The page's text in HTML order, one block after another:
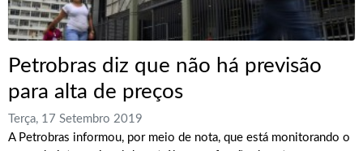
Petrobras diz que não há previsão
para alta de preços
Terça, 17 Setembro 2019
A Petrobras informou, por meio de nota, que está monitorando o